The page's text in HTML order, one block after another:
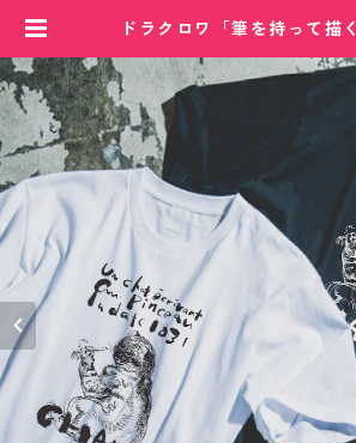
ドラクロワ「筆を持って描
ミンカ オフィシャルサ